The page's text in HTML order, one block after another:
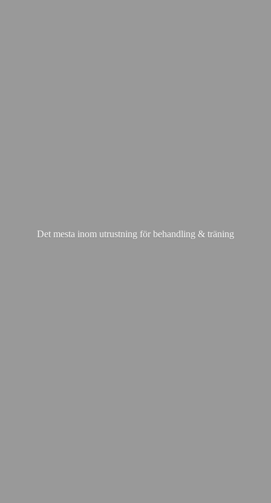
Det mesta inom utrustning för behandling & träning